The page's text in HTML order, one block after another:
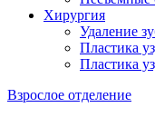
Хирургия
Удаление
Пластика
Пластика
Взрослое отделение